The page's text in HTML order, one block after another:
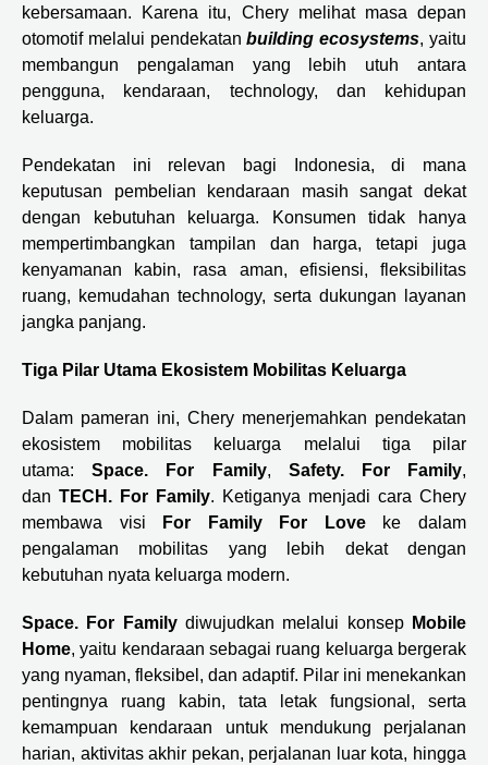
kebersamaan. Karena itu, Chery melihat masa depan
otomotif melalui pendekatanbuilding ecosystems, yaitu
membangun pengalaman yang lebih utuh antara
pengguna, kendaraan, technology, dan kehidupan
keluarga.
Pendekatan ini relevan bagi Indonesia, di mana
keputusan pembelian kendaraan masih sangat dekat
dengan kebutuhan keluarga. Konsumen tidak hanya
mempertimbangkan tampilan dan harga, tetapi juga
kenyamanan kabin, rasa aman, efisiensi, fleksibilitas
ruang, kemudahan technology, serta dukungan layanan
jangka panjang.
Tiga Pilar Utama Ekosistem Mobilitas Keluarga
Dalam pameran ini, Chery menerjemahkan pendekatan
ekosistem mobilitas keluarga melalui tiga pilar
utama:Space. For Family, Safety. For Family,
dan TECH. For Family. Ketiganya menjadi cara Chery
membawa visi
For Family For Loveke dalam
pengalaman mobilitas yang lebih dekat dengan
kebutuhan nyata keluarga modern.
Space. For Familydiwujudkan melalui konsep Mobile
Home, yaitu kendaraan sebagai ruang keluarga bergerak
yang nyaman, fleksibel, dan adaptif. Pilar ini menekankan
pentingnya ruang kabin, tata letak fungsional, serta
kemampuan kendaraan untuk mendukung perjalanan
harian, aktivitas akhir pekan, perjalanan luar kota, hingga